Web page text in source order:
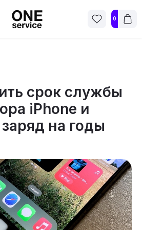
0
срок службы
iPhone и
на годы